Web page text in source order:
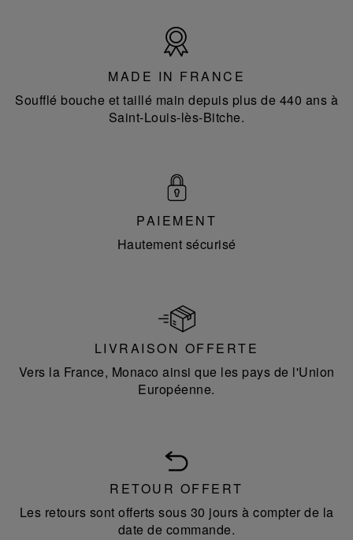
France
MADE IN FRANCE
Soufflé bouche et taillé main depuis plus de 440 ans à
Saint-Louis-lès-Bitche.
PAIEMENT
Hautement sécurisé
LIVRAISON OFFERTE
Vers la France, Monaco ainsi que les pays de l'Union
Européenne.
RETOUR OFFERT
Les retours sont offerts sous 30 jours à compter de la
date de commande.